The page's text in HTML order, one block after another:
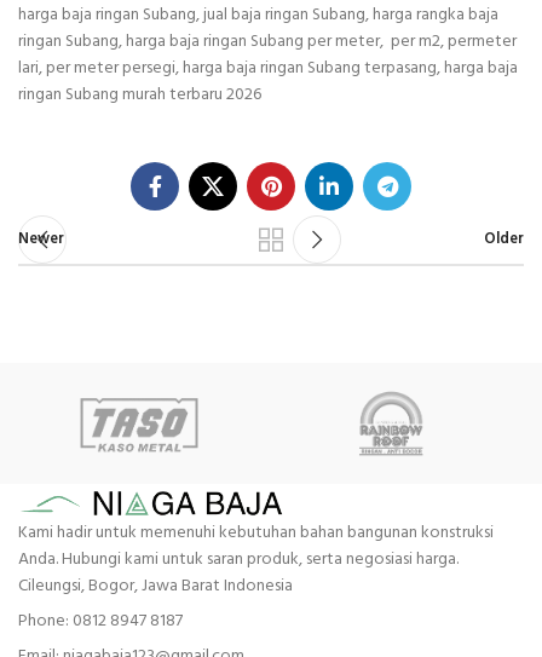
harga baja ringan Subang, jual baja ringan Subang, harga rangka baja
ringan Subang, harga baja ringan Subang per meter, per m2, permeter
lari, per meter persegi, harga baja ringan Subang terpasang, harga baja
ringan Subang murah terbaru 2026
Newer Older
Kami hadir untuk memenuhi kebutuhan bahan bangunan konstruksi
Anda. Hubungi kami untuk saran produk, serta negosiasi harga.
Cileungsi, Bogor, Jawa Barat Indonesia
Phone: 0812 8947 8187